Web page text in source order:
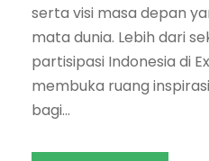
serta visi masa depan
mata dunia. Lebih dari
partisipasi Indonesia di
membuka ruang
bagi...